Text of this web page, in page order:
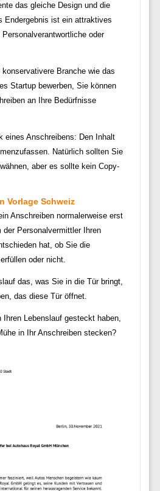
das gleiche Design und die
Endergebnis ist ein attraktives
oder
Branche wie das
Startup bewerben, Sie können
an Ihre Bedürfnisse
eines Anschreibens: Den Inhalt
Natürlich sollten Sie
aber es sollte kein Copy-
Vorlage Schweiz
Anschreiben normalerweise erst
Personalvermittler Ihren
hat, ob Sie die
oder nicht.
das, was Sie in die Tür bringt,
das diese Tür öffnet.
Lebenslauf gesteckt haben,
in Ihr Anschreiben stecken?